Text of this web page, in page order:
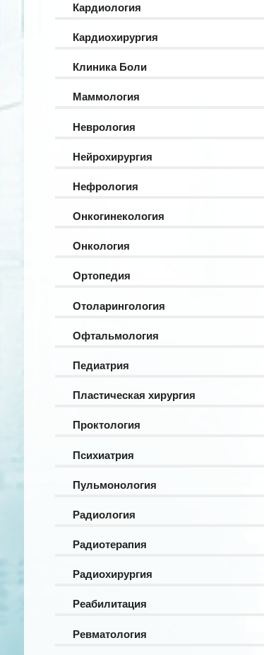
Кардиология
Кардиохирургия
Клиника Боли
Маммология
Неврология
Нейрохирургия
Нефрология
Онкогинекология
Онкология
Ортопедия
Отоларингология
Офтальмология
Педиатрия
Пластическая хирургия
Проктология
Психиатрия
Пульмонология
Радиология
Радиотерапия
Радиохирургия
Реабилитация
Ревматология